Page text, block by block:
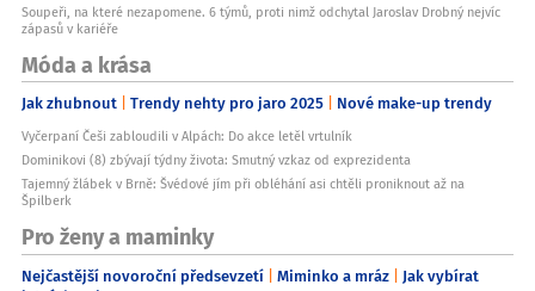
Soupeři, na které nezapomene. 6 týmů, proti nimž odchytal Jaroslav Drobný nejvíc
zápasů v kariéře
Móda a krása
Jak zhubnout Trendy nehty pro jaro 2025 Nové make-up trendy
Vyčerpaní Češi zabloudili v Alpách: Do akce letěl vrtulník
Dominikovi (8) zbývají týdny života: Smutný vzkaz od exprezidenta
Tajemný žlábek v Brně: Švédové jím při obléhání asi chtěli proniknout až na
Špilberk
Pro ženy a maminky
Nejčastější novoroční předsevzetí Miminko a mráz Jak vybírat